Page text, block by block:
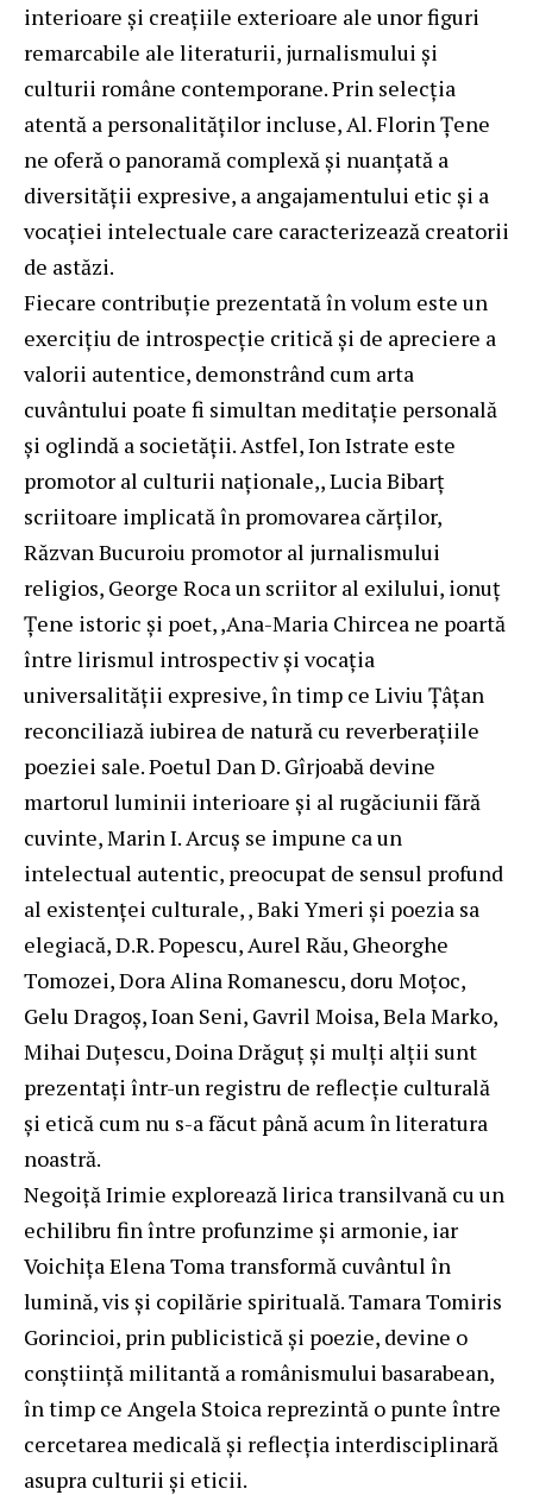
interioare și creațiile exterioare ale unor figuri
remarcabile ale literaturii, jurnalismului și
culturii române contemporane. Prin selecția
atentă a personalităților incluse, Al. Florin Țene
ne oferă o panoramă complexă și nuanțată a
diversității expresive, a angajamentului etic și a
vocației intelectuale care caracterizează creatorii
de astăzi.
Fiecare contribuție prezentată în volum este un
exercițiu de introspecție critică și de apreciere a
valorii autentice, demonstrând cum arta
cuvântului poate fi simultan meditație personală
și oglindă a societății. Astfel, Ion Istrate este
promotor al culturii naționale,, Lucia Bibarț
scriitoare implicată în promovarea cărților,
Răzvan Bucuroiu promotor al jurnalismului
religios, George Roca un scriitor al exilului, ionuț
Țene istoric și poet, ,Ana-Maria Chircea ne poartă
între lirismul introspectiv și vocația
universalității expresive, în timp ce Liviu Țâțan
reconciliază iubirea de natură cu reverberațiile
poeziei sale. Poetul Dan D. Gîrjoabă devine
martorul luminii interioare și al rugăciunii fără
cuvinte, Marin I. Arcuș se impune ca un
intelectual autentic, preocupat de sensul profund
al existenței culturale, , Baki Ymeri și poezia sa
elegiacă, D.R. Popescu, Aurel Rău, Gheorghe
Tomozei, Dora Alina Romanescu, doru Moțoc,
Gelu Dragoș, Ioan Seni, Gavril Moisa, Bela Marko,
Mihai Duțescu, Doina Drăguț și mulți alții sunt
prezentați într-un registru de reflecție culturală
și etică cum nu s-a făcut până acum în literatura
noastră.
Negoiță Irimie explorează lirica transilvană cu un
echilibru fin între profunzime și armonie, iar
Voichița Elena Toma transformă cuvântul în
lumină, vis și copilărie spirituală. Tamara Tomiris
Gorincioi, prin publicistică și poezie, devine o
conștiință militantă a românismului basarabean,
în timp ce Angela Stoica reprezintă o punte între
cercetarea medicală și reflecția interdisciplinară
asupra culturii și eticii.